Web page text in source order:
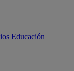
Educación